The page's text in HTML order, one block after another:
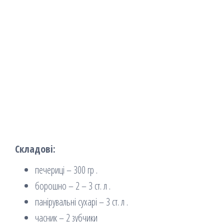
Складові:
печериці – 300 гр .
борошно – 2 – 3 ст. л .
панірувальні сухарі – 3 ст. л .
часник – 2 зубчики